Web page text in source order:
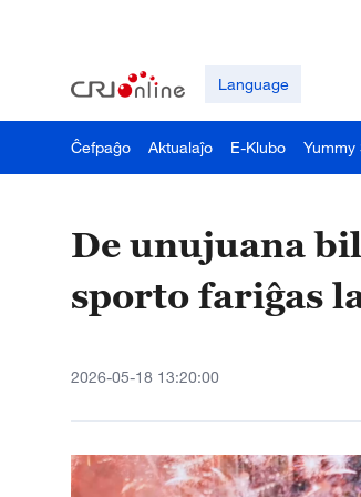
Language
Ĉefpaĝo Aktualaĵo E-Klubo Yummy
De unujuana
sporto fariĝas
2026-05-18 13:20:00